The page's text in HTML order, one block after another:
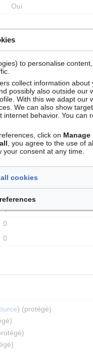
Oui
AnneAdmin (discussion|
27 mai 2019 à 14:13
Raphaël (discussion|
31 mars 2026 à 11:33
4
0
0
) (protégé)
to personalise content,
collect information about
possibly also outside our
With this we adapt our
We can also show
behavior. You can
click on Manage
, you agree to the use of
your consent at any time.
cookies